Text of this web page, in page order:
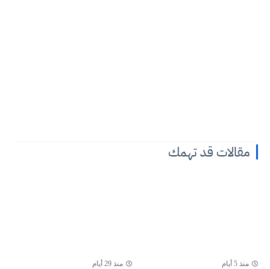
مقالات قد تهمك
منذ 5 أيام منذ 29 أيام